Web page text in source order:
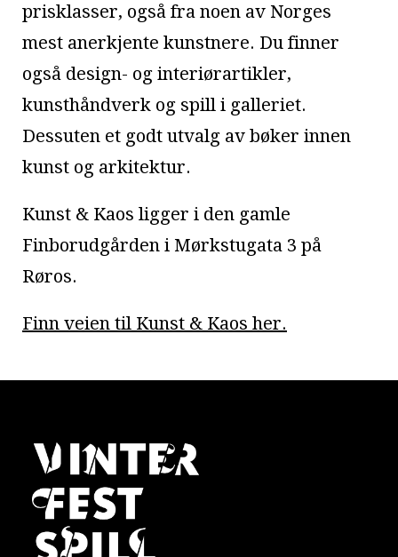
prisklasser, også fra noen av Norges
mest anerkjente kunstnere. Du finner
også design- og interiørartikler,
kunsthåndverk og spill i galleriet.
Dessuten et godt utvalg av bøker innen
kunst og arkitektur.
Kunst & Kaos ligger i den gamle
Finborudgården i Mørkstugata 3 på
Røros.
Finn veien til Kunst & Kaos her.